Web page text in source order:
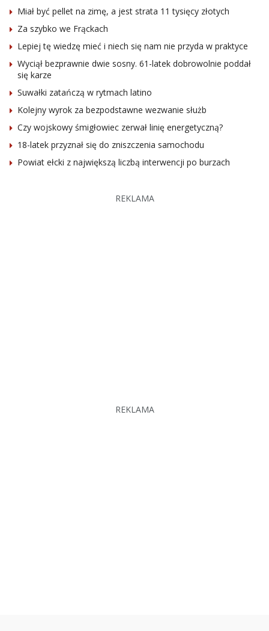
Miał być pellet na zimę, a jest strata 11 tysięcy złotych
Za szybko we Frąckach
Lepiej tę wiedzę mieć i niech się nam nie przyda w praktyce
Wyciął bezprawnie dwie sosny. 61-latek dobrowolnie poddał
się karze
Suwałki zatańczą w rytmach latino
Kolejny wyrok za bezpodstawne wezwanie służb
Czy wojskowy śmigłowiec zerwał linię energetyczną?
18-latek przyznał się do zniszczenia samochodu
Powiat ełcki z największą liczbą interwencji po burzach
REKLAMA
REKLAMA